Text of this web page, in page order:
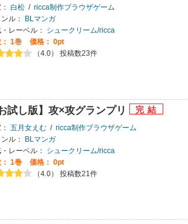
白松 / ricca制作ブラウザゲーム
ル：
BLマンガ
レーベル：
シュークリーム/ricca
1巻
価格： 0pt
（4.0） 投稿数23件
試し版】攻×攻グランプリ
五月女えむ / ricca制作ブラウザゲーム
ル：
BLマンガ
レーベル：
シュークリーム/ricca
1巻
価格： 0pt
（4.0） 投稿数21件